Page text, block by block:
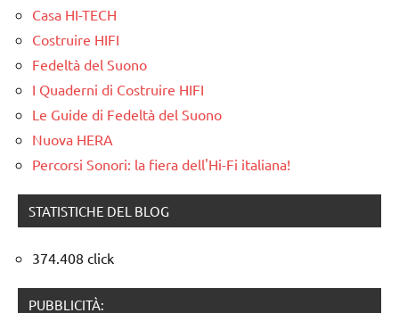
Casa HI-TECH
Costruire HIFI
Fedeltà del Suono
I Quaderni di Costruire HIFI
Le Guide di Fedeltà del Suono
Nuova HERA
Percorsi Sonori: la fiera dell'Hi-Fi italiana!
STATISTICHE DEL BLOG
374.408 click
PUBBLICITÀ: